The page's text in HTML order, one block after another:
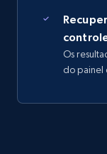
Os
do painel